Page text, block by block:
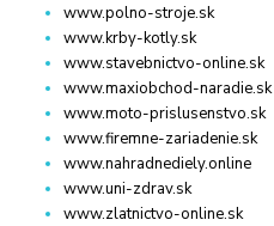
www.polno-stroje.sk
www.krby-kotly.sk
www.stavebnictvo-online.sk
www.maxiobchod-naradie.sk
www.moto-prislusenstvo.sk
www.firemne-zariadenie.sk
www.nahradnediely.online
www.uni-zdrav.sk
www.zlatnictvo-online.sk